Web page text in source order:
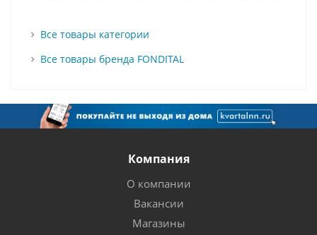
Все товары категории
Все товары бренда FONDITAL
Компания
О компании
Вакансии
Магазины